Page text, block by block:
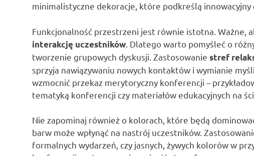
minimalistyczne dekoracje, które podkreślą
Funkcjonalność przestrzeni jest równie istotna. Ważne,
interakcję uczestników . Dlatego warto pomyśleć o
tworzenie grupowych dyskusji. Zastosowanie stref
sprzyja nawiązywaniu nowych kontaktów i wymianie
wzmocnić przekaz merytoryczny konferencji –
tematyką konferencji czy materiałów edukacyjnych na
Nie zapominaj również o kolorach, które będą
barw może wpłynąć na nastrój uczestników.
formalnych wydarzeń, czy jasnych, żywych kolorów w